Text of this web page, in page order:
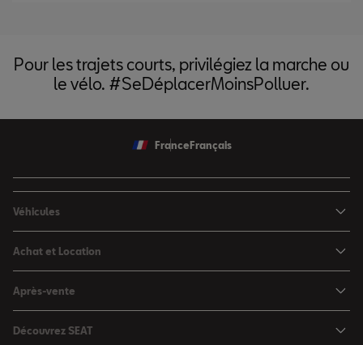
Pour les trajets courts, privilégiez la marche ou
le vélo. #SeDéplacerMoinsPolluer.
France Français
Véhicules
Nouvelle Arona
Leon 5 portes
Leon Sportstourer
Achat et Location
Nos offres du moment
Nos SEAT neuves en stock
Après-vente
Découvrez SEAT